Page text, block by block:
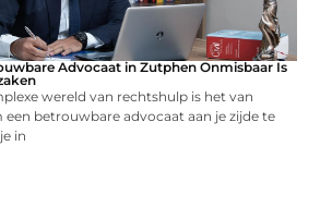
Advocaat in Zutphen Onmisbaar Is
wereld van rechtshulp is het van
een betrouwbare advocaat aan je zijde te
in